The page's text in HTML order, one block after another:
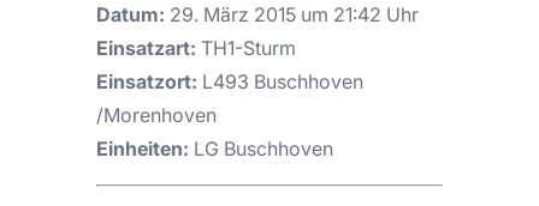
Datum: 29. März 2015 um 21:42 Uhr
Einsatzart: TH1-Sturm
Einsatzort: L493 Buschhoven
/Morenhoven
Einheiten: LG Buschhoven